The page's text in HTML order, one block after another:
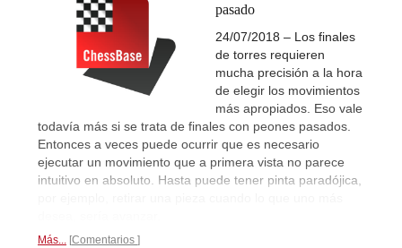
pasado
24/07/2018 – Los finales
de torres requieren
mucha precisión a la hora
de elegir los movimientos
más apropiados. Eso vale
todavía más si se trata de finales con peones pasados.
Entonces a veces puede ocurrir que es necesario
ejecutar un movimiento que a primera vista no parece
intuitivo en absoluto. Hasta puede tener pinta paradójica,
Más... Comentarios